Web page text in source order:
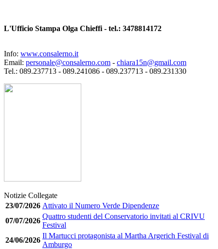
L'Ufficio Stampa Olga Chieffi - tel.: 3478814172
Info: www.consalerno.it
Email: personale@consalerno.com - chiara15n@gmail.com
Tel.: 089.237713 - 089.241086 - 089.237713 - 089.231330
Notizie Collegate
23/07/2026 Attivato il Numero Verde Dipendenze
07/07/2026
Quattro studenti del Conservatorio invitati al CRIVU
Festival
24/06/2026
Il Martucci protagonista al Martha Argerich Festival di
Amburgo